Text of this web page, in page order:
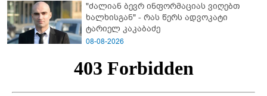
გაუსწორდნენ?
"ძალიან ბევრ ინფორმაციას ვიღებთ
ხალხისგან" - რას წერს ადვოკატი
ტარიელ კაკაბაძე
08-08-2026